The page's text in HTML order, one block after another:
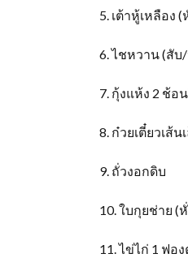
5. เต้าหู้เหลือง
6. ไชหวาน (สับ
7. กุ้งแห้ง 2 ช้อ
8. ก๋วยเตี๋ยวเส้
9. ถั่วงอกดิบ
10. ใบกุยช่าย (
11. ไข่ไก่ 1 ฟอ